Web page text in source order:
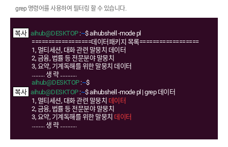
grep 명령어를 사용하여 필터링 할 수 있습니다.
aihub@DESKTOP:~$ aihubshell -mode pl
==================데이터패키지 목록==================
1, 멀티세션, 대화 관련 말뭉치 데이터
2, 금융, 법률 등 전문분야 말뭉치
3, 요약, 기계독해를 위한 말뭉치 데이터
.......... 생 략 .............
aihub@DESKTOP:~$
aihub@DESKTOP:~$ aihubshell -mode pl | grep 데이터
1, 멀티세션, 대화 관련 말뭉치 데이터
2, 금융, 법률 등 전문분야 말뭉치
3, 요약, 기계독해를 위한 말뭉치 데이터
.......... 생 략 .............